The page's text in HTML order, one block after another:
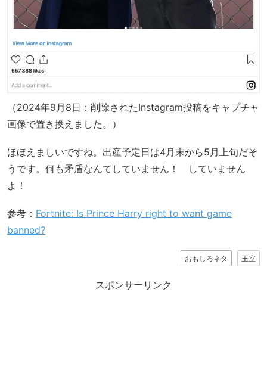
（2024年9月8日：削除されたInstagram投稿をキャプチャ
画像で置き換えました。）
ほほえましいですね。出産予定日は4月末から5月上旬だそ
うです。何も矛盾なんてしていません！ していません
よ！
参考： Fortnite: Is Prince Harry right to want game
banned?
おもしろネタ 王室
スポンサーリンク